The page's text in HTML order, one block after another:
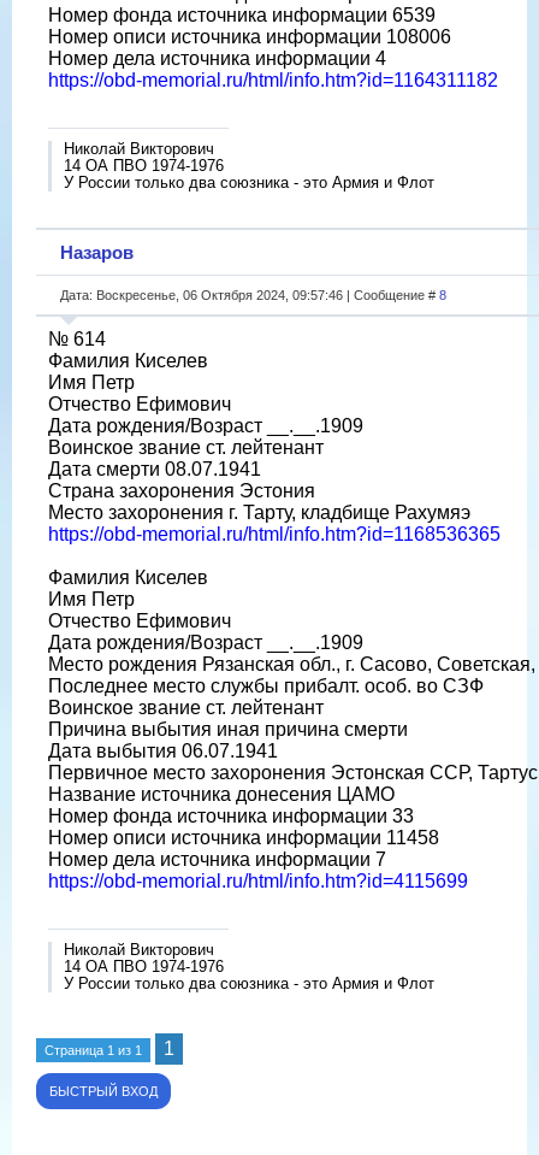
Номер фонда источника информации 6539
Номер описи источника информации 108006
Номер дела источника информации 4
https://obd-memorial.ru/html/info.htm?id=1164311182
Николай Викторович
14 ОА ПВО 1974-1976
У России только два союзника - это Армия и Флот
Назаров
Дата: Воскресенье, 06 Октября 2024, 09:57:46 | Сообщение # 8
№ 614
Фамилия Киселев
Имя Петр
Отчество Ефимович
Дата рождения/Возраст __.__.1909
Воинское звание ст. лейтенант
Дата смерти 08.07.1941
Страна захоронения Эстония
Место захоронения г. Тарту, кладбище Рахумяэ
https://obd-memorial.ru/html/info.htm?id=1168536365
Фамилия Киселев
Имя Петр
Отчество Ефимович
Дата рождения/Возраст __.__.1909
Место рождения Рязанская обл., г. Сасово,
Последнее место службы прибалт. особ. во СЗФ
Воинское звание ст. лейтенант
Причина выбытия иная причина смерти
Дата выбытия 06.07.1941
Первичное место захоронения Эстонская ССР,
Название источника донесения ЦАМО
Номер фонда источника информации 33
Номер описи источника информации 11458
Номер дела источника информации 7
https://obd-memorial.ru/html/info.htm?id=4115699
Николай Викторович
14 ОА ПВО 1974-1976
У России только два союзника - это Армия и Флот
Страница 1 из 1 1